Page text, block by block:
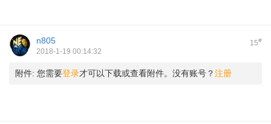
15#
n805
2018-1-19 00:14:32
附件: 您需要登录才可以下载或查看附件。没有账号？注册